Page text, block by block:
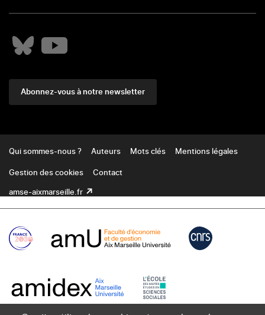
Abonnez-vous à notre newsletter
Qui sommes-nous ? Auteurs Mots clés Mentions légales
Gestion des cookies Contact
amse-aixmarseille.fr